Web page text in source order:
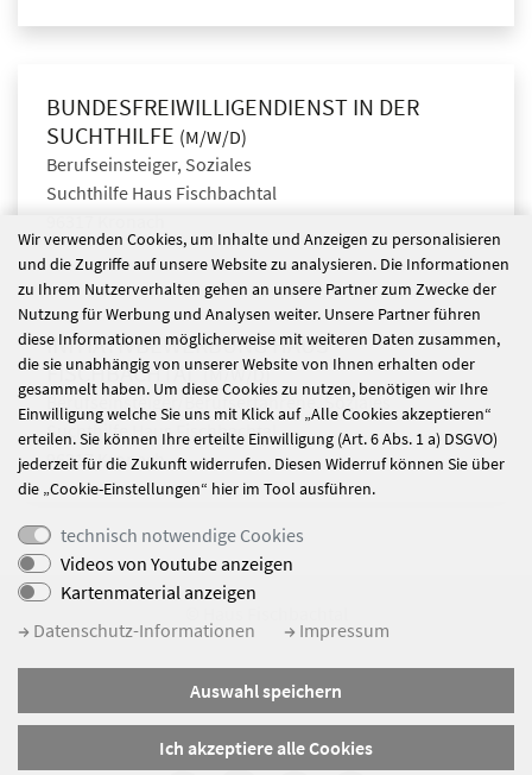
BUNDESFREIWILLIGENDIENST IN DER
SUCHTHILFE (M/W/D)
Berufseinsteiger, Soziales
Suchthilfe Haus Fischbachtal
INITIATIVBEWERBUNG HAUS
FISCHBACHTAL(M/W/D)
Berufseinsteiger/Berufserfahrene, Soziales
Suchthilfe Haus Fischbachtal
96317 Kronach
Datenschutz
Wir verwenden Cookies, um Inhalte und Anzeigen zu personalisieren
und die Zugriffe auf unsere Website zu analysieren. Die Informationen
zu Ihrem Nutzerverhalten gehen an unsere Partner zum Zwecke der
Nutzung für Werbung und Analysen weiter. Unsere Partner führen
diese Informationen möglicherweise mit weiteren Daten zusammen,
die sie unabhängig von unserer Website von Ihnen erhalten oder
gesammelt haben. Um diese Cookies zu nutzen, benötigen wir Ihre
Einwilligung welche Sie uns mit Klick auf „Alle Cookies akzeptieren“
erteilen. Sie können Ihre erteilte Einwilligung (Art. 6 Abs. 1 a) DSGVO)
jederzeit für die Zukunft widerrufen. Diesen Widerruf können Sie über
die „Cookie-Einstellungen“ hier im Tool ausführen.
technisch notwendige Cookies
Videos von Youtube anzeigen
Kartenmaterial anzeigen
Datenschutz-Informationen
Impressum
Auswahl speichern
Ich akzeptiere alle Cookies